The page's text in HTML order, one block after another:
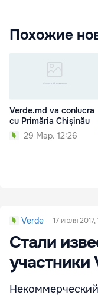
Похожие
Verde.md va conlucra
cu Primăria Chișinău
29 Мар. 12:26
Verde 17 июля 2017,
Стали
участники